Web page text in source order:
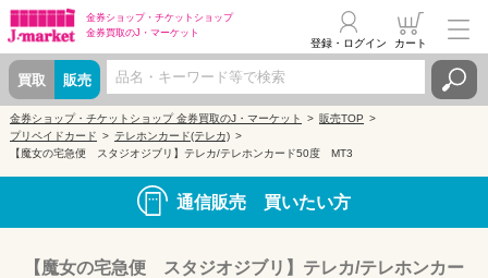
金券ショップ・ チケットショップ
金券買取のJ・マーケット
買取 販売
登録・ログイン カート
金券ショップ・チケットショップ 金券買取のJ・マーケット
販売TOP
プリペイドカード
テレホンカード(テレカ)
【魔女の宅急便 スタジオジブリ】テレカ/テレホンカード50度 MT3
通信販売 買いたい方
【魔女の宅急便 スタジオジブリ】テレカ/テレホンカー